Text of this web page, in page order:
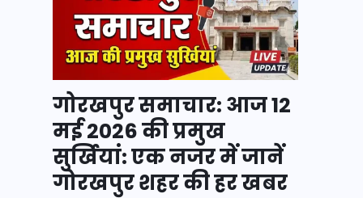
गोरखपुर समाचार: आज 12
मई 2026 की प्रमुख
सुर्खियां: एक नजर में जानें
गोरखपुर शहर की हर खबर